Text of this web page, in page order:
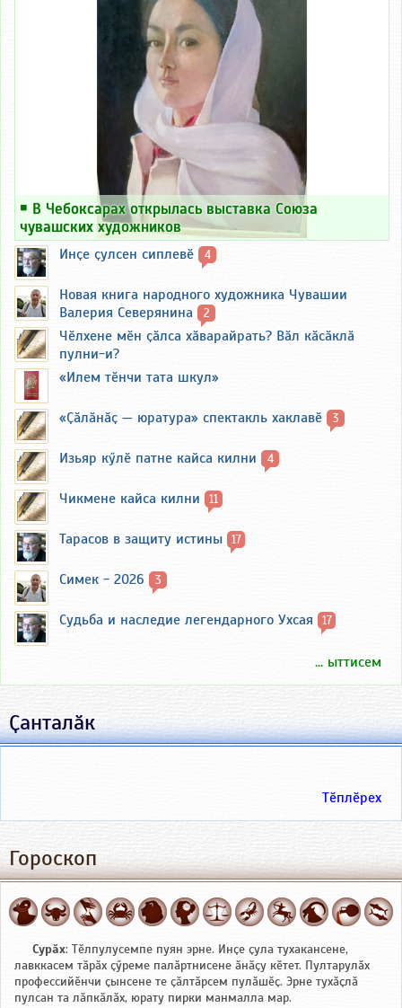
￭ В Чебоксарах открылась выставка Союза
чувашских художников
Инҫе ҫулсен сиплевӗ 4
Новая книга народного художника Чувашии
Валерия Северянина
2
Чӗлхене мӗн ҫӑлса хӑварайрать? Вӑл кӑсӑклӑ
пулни-и?
«Илем тӗнчи тата шкул»
«Ҫӑлӑнӑҫ — юратура» спектакль хаклавӗ 3
Изьяр кӳлӗ патне кайса килни 4
Чикмене кайса килни 11
Тарасов в защиту истины 17
Симек - 2026 3
Судьба и наследие легендарного Ухсая 17
... ыттисем
Ҫанталӑк
Тӗплӗрех
Гороскоп
Сурӑх: Тӗлпулусемпе пуян эрне. Инҫе ҫула тухакансене,
лавккасем тӑрӑх ҫӳреме палӑртнисене ӑнӑҫу кӗтет. Пултарулӑх
профессийӗнчи ҫынсене те ҫӑлтӑрсем пулӑшӗҫ. Эрне тухӑҫлӑ
пулсан та лӑпкӑлӑх, юрату пирки манмалла мар.